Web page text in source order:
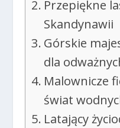
Przepiękne
Skandynawii
Górskie
dla
Malownicze
świat
Latający